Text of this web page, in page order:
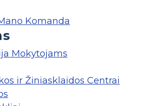
Komanda
Mokytojams
ir Žiniasklaidos Centrai